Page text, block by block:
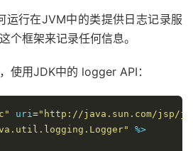
运行在JVM中的类提供日志记录服
个框架来记录任何信息。
使用JDK中的 logger API：
uri="http://java.sun.com/jsp/
%>